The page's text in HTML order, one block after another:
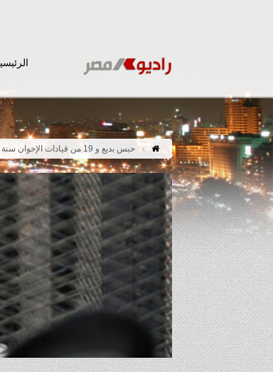
حبس بديع و 19 من قيادات الإخوان سنة مع الشغل بتهمة إهانة القضاء